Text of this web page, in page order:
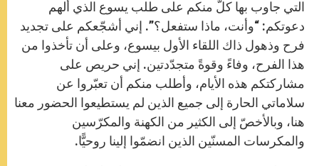
التي جاوب بها كلّ منكم على طلب يسوع الذي ألهم
دعوتكم: “وأنت، ماذا ستفعل؟”. إني أشجّعكم على تجديد
فرح وذهول ذاك اللقاء الأول بيسوع، وعلى أن تأخذوا من
هذا الفرح، وفاءً وقوةً متجدّدتين. إني حريص على
مشاركتكم هذه الأيام، وأطلب منكم أن تعبّروا عن
سلاماتي الحارة إلى جميع الذين لم يستطيعوا الحضور معنا
هنا، وبالأخصّ إلى الكثير من الكهنة والمكرّسين
والمكرسات المسنّين الذين انضمّوا إلينا روحيًّا.